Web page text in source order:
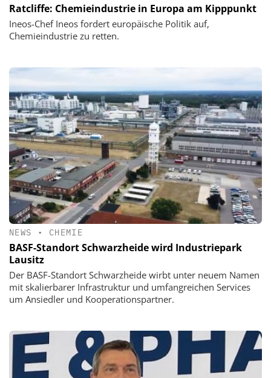
Ratcliffe: Chemieindustrie in Europa am Kipppunkt
Ineos-Chef Ineos fordert europäische Politik auf,
Chemieindustrie zu retten.
NEWS • CHEMIE
BASF-Standort Schwarzheide wird Industriepark
Lausitz
Der BASF-Standort Schwarzheide wirbt unter neuem Namen
mit skalierbarer Infrastruktur und umfangreichen Services
um Ansiedler und Kooperationspartner.